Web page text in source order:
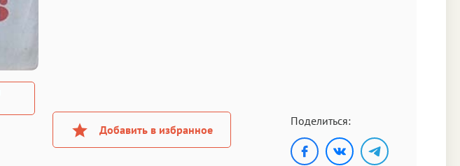
Добавить в избранное
Поделиться: